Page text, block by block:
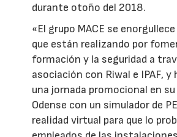
durante otoño del 2018.
«El grupo MACE se
que están realizando por
formación y la seguridad a
asociación con Riwal e IPAF, y
una jornada promocional en su
Odense con un simulador de
realidad virtual para que lo